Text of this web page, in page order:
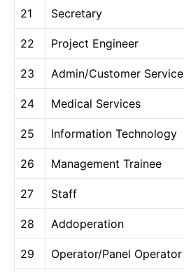
21 Secretary
22 Project Engineer
23 Admin/Customer Service
24 Medical Services
25 Information Technology
26 Management Trainee
27 Staff
28 Addoperation
29 Operator/Panel Operator